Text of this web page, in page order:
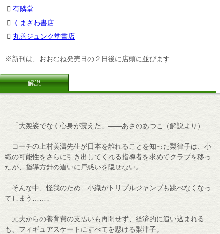
有隣堂
くまざわ書店
丸善ジュンク堂書店
※新刊は、おおむね発売日の２日後に店頭に並びます
解説
「大袈裟でなく心身が震えた」――あさのあつこ（解説より）
コーチの上村美濤先生が日本を離れることを知った梨律子は、小
織の可能性をさらに引き出してくれる指導者を求めてクラブを移っ
たが、指導方針の違いに戸惑いを隠せない。
そんな中、怪我のため、小織がトリプルジャンプも跳べなくなっ
てしまう……。
元夫からの養育費の支払いも再開せず、経済的に追い込まれる
も、フィギュアスケートにすべてを懸ける梨津子。